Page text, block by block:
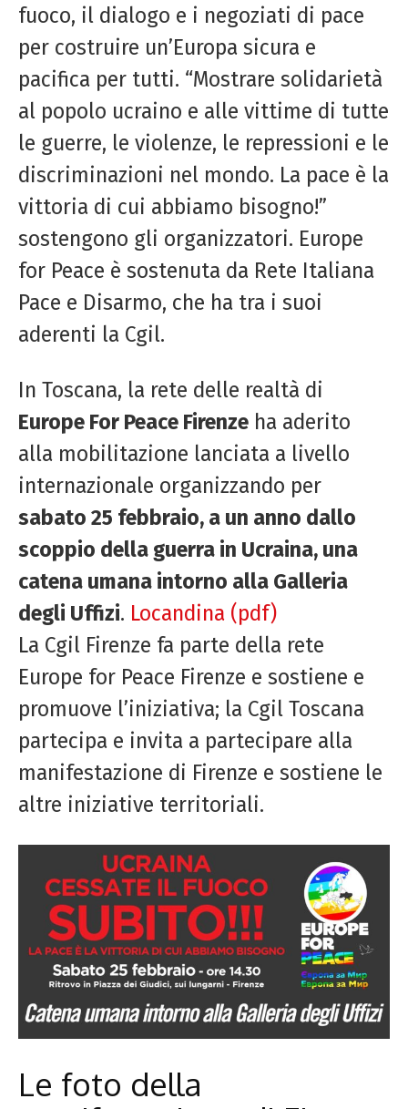
fuoco, il dialogo e i negoziati di pace
per costruire un’Europa sicura e
pacifica per tutti. “Mostrare solidarietà
al popolo ucraino e alle vittime di tutte
le guerre, le violenze, le repressioni e le
discriminazioni nel mondo. La pace è la
vittoria di cui abbiamo bisogno!”
sostengono gli organizzatori. Europe
for Peace è sostenuta da Rete Italiana
Pace e Disarmo, che ha tra i suoi
aderenti la Cgil.
In Toscana, la rete delle realtà di
Europe For Peace Firenze ha aderito
alla mobilitazione lanciata a livello
internazionale organizzando per
sabato 25 febbraio, a un anno dallo
scoppio della guerra in Ucraina, una
catena umana intorno alla Galleria
degli Uffizi. Locandina (pdf)
La Cgil Firenze fa parte della rete
Europe for Peace Firenze e sostiene e
promuove l’iniziativa; la Cgil Toscana
partecipa e invita a partecipare alla
manifestazione di Firenze e sostiene le
altre iniziative territoriali.
Le foto della